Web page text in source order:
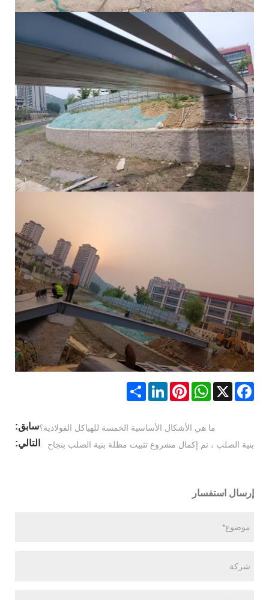
Facebook
X
WhatsApp
Pinterest
LinkedIn
Share
سابق:ما هي الأشكال الأساسية الخمسة للهياكل الفولاذية؟
التالي: بنية الصلب ، تم إكمال مشروع تثبيت مظلة بنية الصلب بنجاح
إرسال استفسار